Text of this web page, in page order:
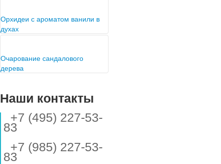
Орхидеи с ароматом ванили в
духах
Очарование сандалового
дерева
Наши контакты
+7 (495) 227-53-
83
+7 (985) 227-53-
83